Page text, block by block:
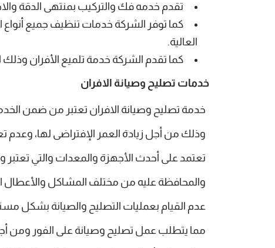
تقدم خدمه فك والتركيب بمنتهى الدقة
كما توفر الشركة خدمات تنظيف جميع أنواع
العالية.
كما تقدم الشركة خدمة تلميع الأفران
خدمات تصليح وصيانة الافران
خدمة تصليح وصيانة الافران تعتبر من ضمن
وذلك من أجل زيادة العمر الإفتراضى لها،
تعتمد على أحدث الأجهزة والمعدات والتي
والمحافظة عليه من مختلف المشاكل والأعطال
عدم القيام بعمليات التصليح والصيانة بشكل
مما يتطلب عمل تصليح وصيانة على الفور ومن